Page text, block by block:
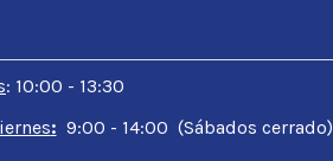
: 10:00 - 13:30
: 9:00 - 14:00 (Sábados cerrado)